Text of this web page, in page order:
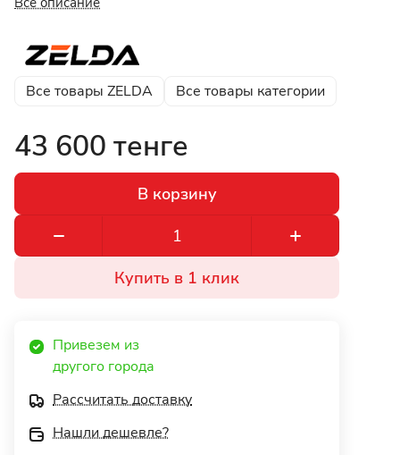
Все товары ZELDA Все товары категории
43 600 тенге
В корзину
Купить в 1 клик
Привезем из
другого города
Рассчитать доставку
Нашли дешевле?